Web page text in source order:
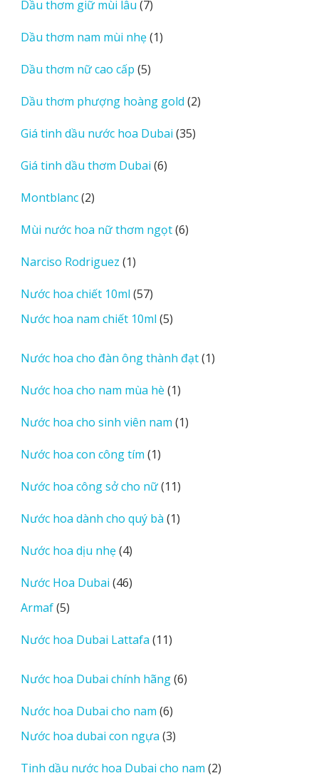
Dầu thơm giữ mùi lâu 77
phẩm
Dầu thơm nam mùi nhẹ 11
Dầu thơm nữ cao cấp 55
phẩm
Dầu thơm phượng hoàng gold 22
Giá tinh dầu nước hoa Dubai 3535
Giá tinh dầu thơm Dubai 66
Montblanc 22
phẩm
Mùi nước hoa nữ thơm ngọt 66
Narciso Rodriguez 11
phẩm
Nước hoa chiết 10ml 5757
sản
phẩm
Nước hoa nam chiết 10ml 55
phẩm
Nước hoa cho đàn ông thành đạt 11
Nước hoa cho nam mùa hè 11
phẩm
Nước hoa cho sinh viên nam 11
Nước hoa con công tím 11
phẩm
Nước hoa công sở cho nữ 1111
phẩm
Nước hoa dành cho quý bà 11
Nước hoa dịu nhẹ 44
phẩm
Nước Hoa Dubai 4646
Armaf 55
phẩm
Nước hoa Dubai Lattafa 1111
phẩm
Nước hoa Dubai chính hãng 66
Nước hoa Dubai cho nam 66
sản
phẩm
Nước hoa dubai con ngựa 33
phẩm
Tinh dầu nước hoa Dubai cho nam 22